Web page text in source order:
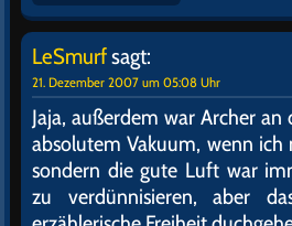
LeSmurfsagt:
21. Dezember 2007 um 05:08 Uhr
Jaja, außerdem war Archer
absolutem Vakuum, wenn
sondern die gute Luft war
zu verdünnisieren, aber